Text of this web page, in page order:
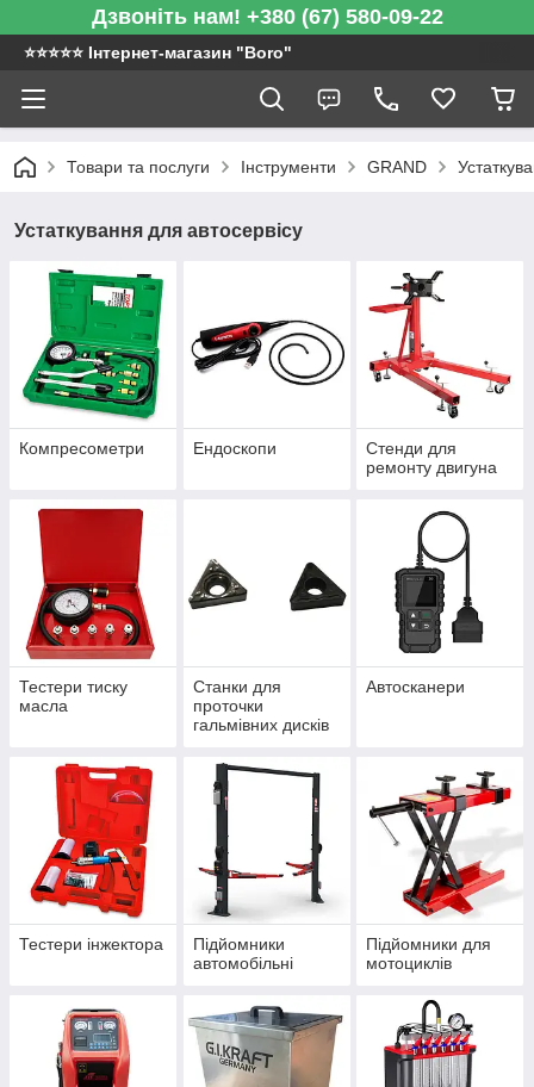
Дзвоніть нам! +380 (67) 580-09-22
⭐️⭐️⭐️⭐️⭐️ Інтернет-магазин "Boro"
Товари та послуги Інструменти GRAND
Устаткування для автосервісу
Компресометри Ендоскопи
Стенди для
ремонту двигуна
Тестери тиску
масла
Станки для
проточки
гальмівних дисків
Автосканери
Тестери інжектора
Підйомники
автомобільні
Підйомники для
мотоциклів